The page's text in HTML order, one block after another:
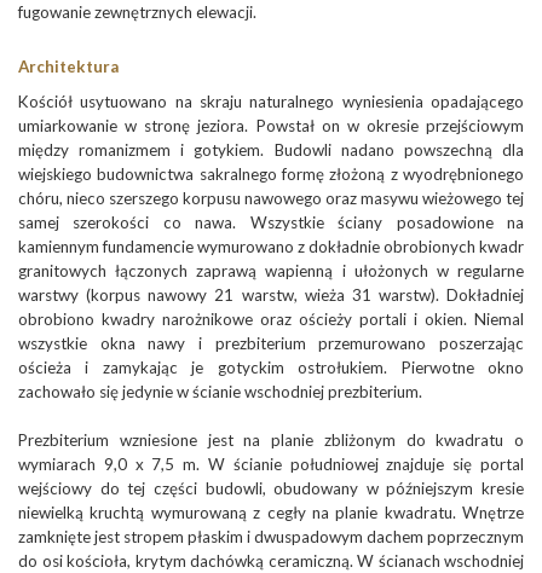
fugowanie zewnętrznych elewacji.
Architektura
Kościół usytuowano na skraju naturalnego wyniesienia opadającego
umiarkowanie w stronę jeziora. Powstał on w okresie przejściowym
między romanizmem i gotykiem. Budowli nadano powszechną dla
wiejskiego budownictwa sakralnego formę złożoną z wyodrębnionego
chóru, nieco szerszego korpusu nawowego oraz masywu wieżowego tej
samej szerokości co nawa. Wszystkie ściany posadowione na
kamiennym fundamencie wymurowano z dokładnie obrobionych kwadr
granitowych łączonych zaprawą wapienną i ułożonych w regularne
warstwy (korpus nawowy 21 warstw, wieża 31 warstw). Dokładniej
obrobiono kwadry narożnikowe oraz ościeży portali i okien. Niemal
wszystkie okna nawy i prezbiterium przemurowano poszerzając
ościeża i zamykając je gotyckim ostrołukiem. Pierwotne okno
zachowało się jedynie w ścianie wschodniej prezbiterium.
Prezbiterium wzniesione jest na planie zbliżonym do kwadratu o
wymiarach 9,0 x 7,5 m. W ścianie południowej znajduje się portal
wejściowy do tej części budowli, obudowany w późniejszym kresie
niewielką kruchtą wymurowaną z cegły na planie kwadratu. Wnętrze
zamknięte jest stropem płaskim i dwuspadowym dachem poprzecznym
do osi kościoła, krytym dachówką ceramiczną. W ścianach wschodniej